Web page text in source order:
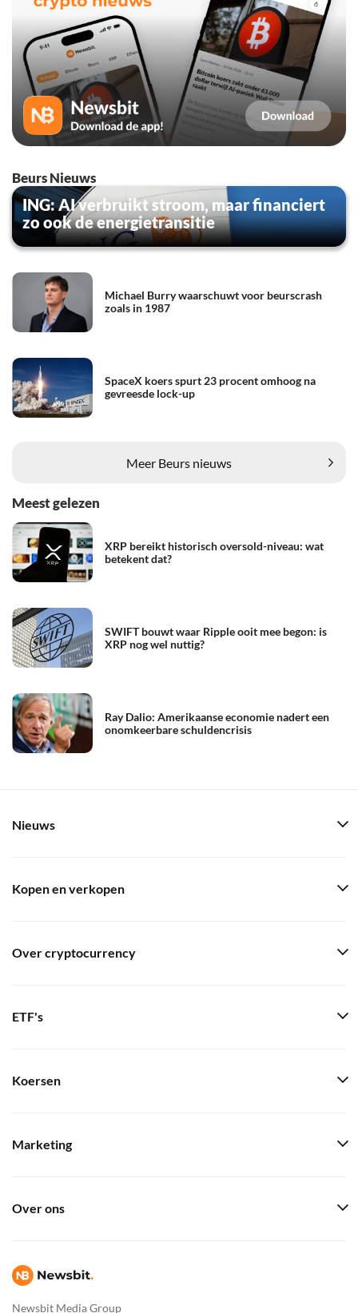
Beurs Nieuws
ING: AI verbruikt stroom, maar financiert
zo ook de energietransitie
Michael Burry waarschuwt voor beurscrash
zoals in 1987
SpaceX koers spurt 23 procent omhoog na
gevreesde lock-up
Meer Beurs nieuws
Meest gelezen
XRP bereikt historisch oversold-niveau: wat
betekent dat?
SWIFT bouwt waar Ripple ooit mee begon: is
XRP nog wel nuttig?
Ray Dalio: Amerikaanse economie nadert een
onomkeerbare schuldencrisis
Newsbit Media Group
Nieuws
Kopen en verkopen
Over cryptocurrency
ETF's
Koersen
Marketing
Over ons